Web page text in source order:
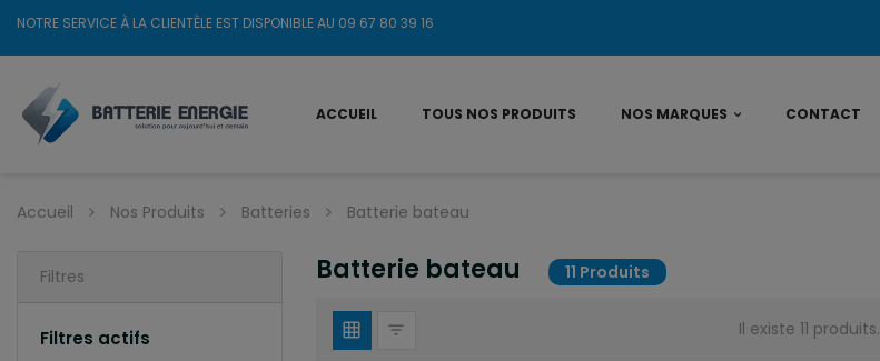
NOTRE SERVICE À LA CLIENTÈLE EST DISPONIBLE AU 09 67 80 39 16
ACCUEIL TOUS NOS PRODUITS NOS MARQUES CONTACT
Accueil Nos Produits Batteries Batterie bateau
Filtres
Filtres actifs
Batterie bateau 11 Produits
Il existe 11 produits.